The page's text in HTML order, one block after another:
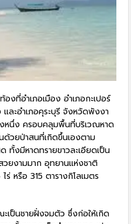
ที่อำเภอเมือง อำเภอกะเปอร์
ละอำเภอคุระบุรี จังหวัดพังงา
งหนึ่ง ครอบคลุมพื้นที่บริเวณหาด
ด้วยป่าสนที่เกิดขึ้นเองตาม
ทั้งมีหาดทรายขาวละเอียดเป็น
ยงามมาก อุทยานแห่งชาติ
หรือ 315 ตารางกิโลเมตร
เป็นชายฝั่งจมตัว ซึ่งก่อให้เกิด